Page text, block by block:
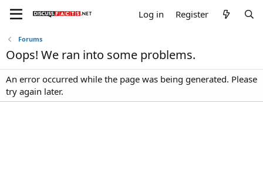
Log in Register
Forums
Oops! We ran into some problems.
An error occurred while the page was being generated. Please
try again later.